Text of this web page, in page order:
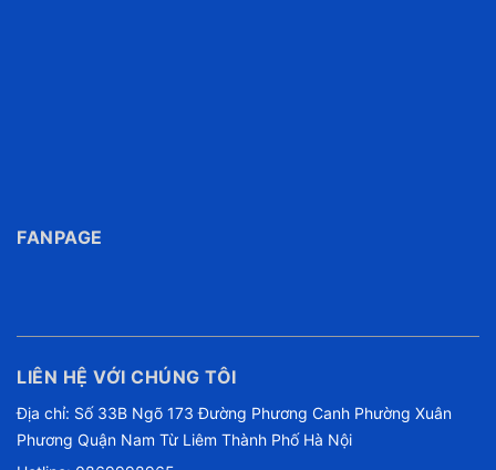
FANPAGE
LIÊN HỆ VỚI CHÚNG TÔI
Địa chỉ: Số 33B Ngõ 173 Đường Phương Canh Phường Xuân
Phương Quận Nam Từ Liêm Thành Phố Hà Nội